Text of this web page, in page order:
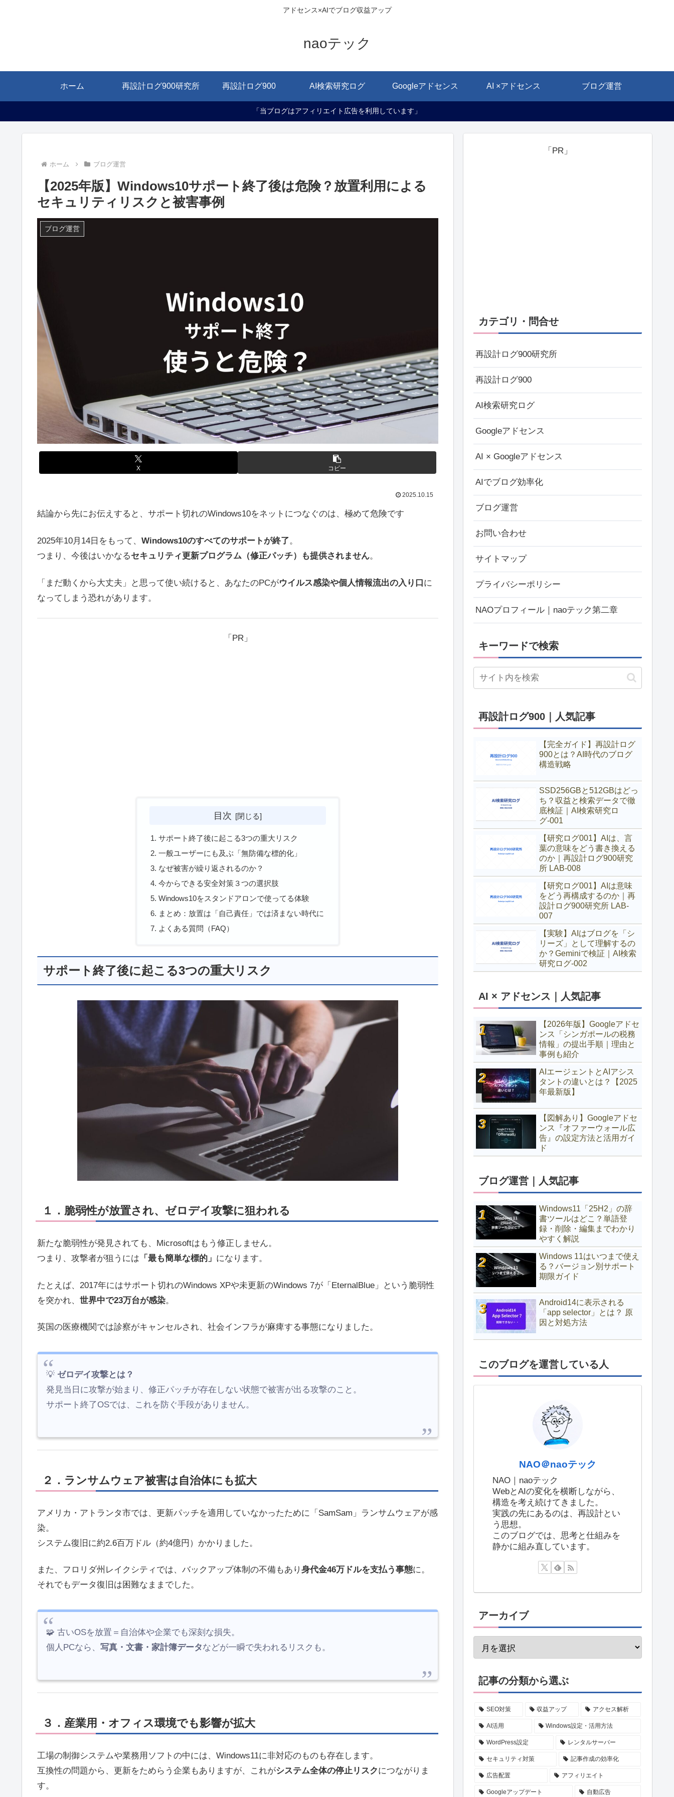
アドセンス×AIでブログ収益アップ
naoテック
ホーム 再設計ログ900研究所 再設計ログ900 AI検索研究ログ Googleアドセンス AI ×アドセンス ブログ運営
「当ブログはアフィリエイト広告を利用しています」
ホーム ブログ運営
【2025年版】Windows10サポート終了後は危険？放置利用による
セキュリティリスクと被害事例
ブログ運営
X コピー
2025.10.15
結論から先にお伝えすると、サポート切れのWindows10をネットにつなぐのは、極めて危険です
2025年10月14日をもって、 Windows10のすべてのサポートが終了。
つまり、今後はいかなるセキュリティ更新プログラム（修正パッチ）も提供されません。
「まだ動くから大丈夫」と思って使い続けると、あなたのPCがウイルス感染や個人情報流出の入り口に
なってしまう恐れがあります。
「PR」
目次
サポート終了後に起こる3つの重大リスク
一般ユーザーにも及ぶ「無防備な標的化」
なぜ被害が繰り返されるのか？
今からできる安全対策３つの選択肢
Windows10をスタンドアロンで使ってる体験
まとめ：放置は「自己責任」では済まない時代に
よくある質問（FAQ）
サポート終了後に起こる3つの重大リスク
１．脆弱性が放置され、ゼロデイ攻撃に狙われる
新たな脆弱性が発見されても、Microsoftはもう修正しません。
つまり、攻撃者が狙うには 「最も簡単な標的」 になります。
たとえば、2017年にはサポート切れのWindows XPや未更新のWindows 7が「EternalBlue」という脆弱性
を突かれ、 世界中で23万台が感染。
英国の医療機関では診察がキャンセルされ、社会インフラが麻痺する事態になりました。
💡 ゼロデイ攻撃とは？
発見当日に攻撃が始まり、修正パッチが存在しない状態で被害が出る攻撃のこと。
サポート終了OSでは、これを防ぐ手段がありません。
２．ランサムウェア被害は自治体にも拡大
アメリカ・アトランタ市では、更新パッチを適用していなかったために「SamSam」ランサムウェアが感
染。
システム復旧に約2.6百万ドル（約4億円）かかりました。
また、フロリダ州レイクシティでは、バックアップ体制の不備もあり 身代金46万ドルを支払う事態に。
それでもデータ復旧は困難なままでした。
🧩 古いOSを放置＝自治体や企業でも深刻な損失。
個人PCなら、 写真・文書・家計簿データなどが一瞬で失われるリスクも。
３．産業用・オフィス環境でも影響が拡大
工場の制御システムや業務用ソフトの中には、Windows11に非対応のものも存在します。
互換性の問題から、更新をためらう企業もありますが、これがシステム全体の停止リスクにつながりま
す。
「PR」
カテゴリ・問合せ
再設計ログ900研究所
再設計ログ900
AI検索研究ログ
Googleアドセンス
AI × Googleアドセンス
AIでブログ効率化
ブログ運営
お問い合わせ
サイトマップ
プライバシーポリシー
NAOプロフィール｜naoテック第二章
キーワードで検索
再設計ログ900｜人気記事
【完全ガイド】再設計ログ
900とは？AI時代のブログ
構造戦略
SSD256GBと512GBはどっ
ち？収益と検索データで徹
底検証｜AI検索研究ロ
グ-001
【研究ログ001】AIは、言
葉の意味をどう書き換える
のか｜再設計ログ900研究
所 LAB-008
【研究ログ001】AIは意味
をどう再構成するのか｜再
設計ログ900研究所 LAB-
007
【実験】AIはブログを「シ
リーズ」として理解するの
か？Geminiで検証｜AI検索
研究ログ-002
AI × アドセンス｜人気記事
【2026年版】Googleアドセ
ンス「シンガポールの税務
情報」の提出手順｜理由と
事例も紹介
AIエージェントとAIアシス
タントの違いとは？【2025
年最新版】
【図解あり】Googleアドセ
ンス『オファーウォール広
告』の設定方法と活用ガイ
ド
ブログ運営｜人気記事
Windows11「25H2」の辞
書ツールはどこ？単語登
録・削除・編集までわかり
やすく解説
Windows 11はいつまで使え
る？バージョン別サポート
期限ガイド
Android14に表示される
「app selector」とは？ 原
因と対処方法
このブログを運営している人
NAO＠naoテック
NAO｜naoテック
WebとAIの変化を横断しながら、
構造を考え続けてきました。
実践の先にあるのは、再設計とい
う思想。
このブログでは、思考と仕組みを
静かに組み直しています。
アーカイブ
記事の分類から選ぶ
SEO対策 収益アップ アクセス解析
AI活用 Windows設定・活用方法
WordPress設定 レンタルサーバー
セキュリティ対策 記事作成の効率化
広告配置 アフィリエイト
Googleアップデート 自動広告